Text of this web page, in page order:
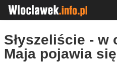
Słyszeliście - w
Maja pojawia